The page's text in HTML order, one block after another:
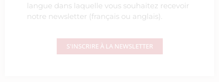
langue dans laquelle vous souhaitez recevoir
notre newsletter (français ou anglais).
S'INSCRIRE À LA NEWSLETTER